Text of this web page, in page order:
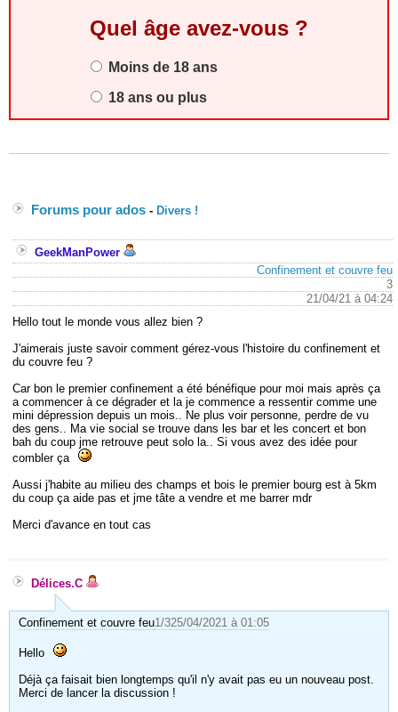
Quel âge avez-vous ?
Moins de 18 ans
18 ans ou plus
Forums pour ados - Divers !
GeekManPower
Confinement et couvre feu
3
21/04/21 à 04:24
Hello tout le monde vous allez bien ?
J'aimerais juste savoir comment gérez-vous l'histoire du confinement et
du couvre feu ?
Car bon le premier confinement a été bénéfique pour moi mais après ça
a commencer à ce dégrader et la je commence a ressentir comme une
mini dépression depuis un mois.. Ne plus voir personne, perdre de vu
des gens.. Ma vie social se trouve dans les bar et les concert et bon
bah du coup jme retrouve peut solo la.. Si vous avez des idée pour
combler ça
Aussi j'habite au milieu des champs et bois le premier bourg est à 5km
du coup ça aide pas et jme tâte a vendre et me barrer mdr
Merci d'avance en tout cas
Délices.C
Confinement et couvre feu1/325/04/2021 à 01:05
Hello
Déjà ça faisait bien longtemps qu'il n'y avait pas eu un nouveau post.
Merci de lancer la discussion !